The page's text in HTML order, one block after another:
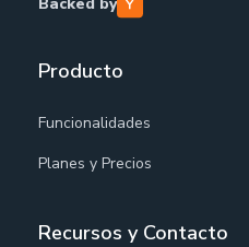
Producto
Funcionalidades
Planes y Precios
Recursos y Contacto